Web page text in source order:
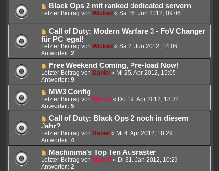
Black Ops 2 mit ranked dedicated servern
Letzter Beitrag von Wicked « Sa 16. Jun 2012, 09:06
Call of Duty: Modern Warfare 3 - FoV Changer
für PC legal!
Letzter Beitrag von Wicked « Sa 2. Jun 2012, 14:06
Antworten: 2
Free Weekend Coming, Pre-load Now!
Letzter Beitrag von Daniel « Mi 25. Apr 2012, 15:05
Antworten: 9
MW3 Config
Letzter Beitrag von Marc3l « Do 19. Apr 2012, 18:32
Antworten: 5
Call of Duty: Black Ops 2 noch in diesem
Jahr?
Letzter Beitrag von Daniel « Mi 4. Apr 2012, 18:29
Antworten: 4
Machinima's Top Ten Ausraster
Letzter Beitrag von Marc3l « Di 31. Jan 2012, 10:29
Antworten: 2